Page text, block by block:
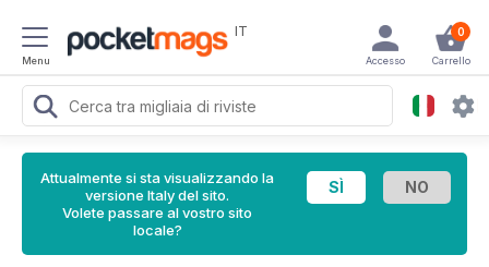
Menu
IT 0
Carrello
Accesso
Attualmente si sta visualizzando la
versione Italy del sito.
Volete passare al vostro sito
locale?